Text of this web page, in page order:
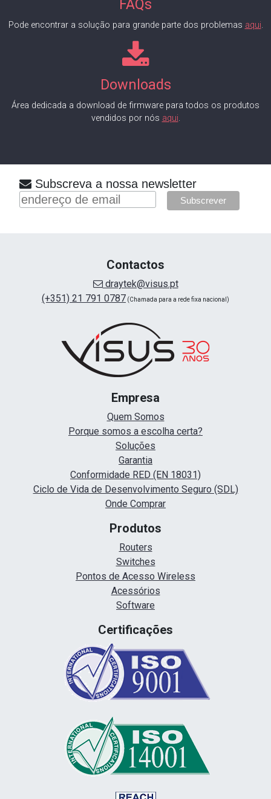
FAQs
Pode encontrar a solução para grande parte dos problemas aqui.
Downloads
Área dedicada a download de firmware para todos os produtos
vendidos por nós aqui.
Subscreva a nossa newsletter
Contactos
draytek@visus.pt
(+351) 21 791 0787 (Chamada para a rede fixa nacional)
Empresa
Quem Somos
Porque somos a escolha certa?
Soluções
Garantia
Conformidade RED (EN 18031)
Ciclo de Vida de Desenvolvimento Seguro (SDL)
Onde Comprar
Produtos
Routers
Switches
Pontos de Acesso Wireless
Acessórios
Software
Certificações